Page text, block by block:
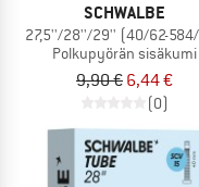
SCHWALBE
27,5''/28''/29'' (40/62-584/
Polkupyörän sisäkumi
9,90 € 6,44 €
(0)